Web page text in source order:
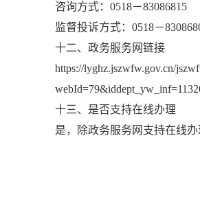
咨询方式：0518－83086815
监督投诉方式：0518－
十二、政务服务网链接
https://lyghz.jszwfw.gov.cn/
十三、是否支持在线办理
是，除政务服务网支持在线